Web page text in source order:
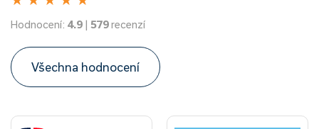
Hodnocení: 4.9 | 579recenzí
Všechna hodnocení